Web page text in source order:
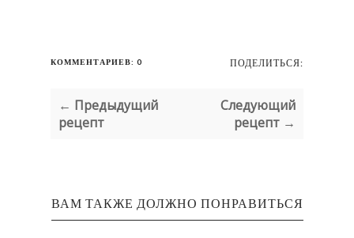
КОММЕНТАРИЕВ: 0 ПОДЕЛИТЬСЯ:
← Предыдущий
рецепт
Следующий
рецепт →
ВАМ ТАКЖЕ ДОЛЖНО ПОНРАВИТЬСЯ